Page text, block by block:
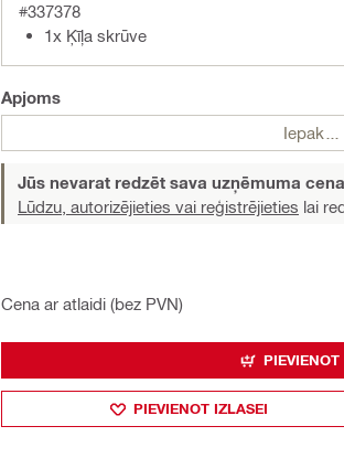
#337378
1x Ķīļa skrūve
Apjoms
Iepakojumi
Jūs nevarat redzēt sava uzņēmuma
Lūdzu, autorizējieties vai reģistrējieties lai
Cena ar atlaidi (bez PVN)
PIEVIENOT IZLASEI